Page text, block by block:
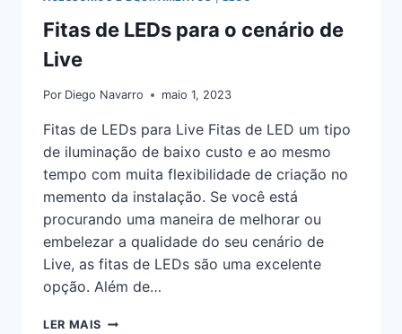
Fitas de LEDs para o cenário de
Live
Por Diego Navarro maio 1, 2023
Fitas de LEDs para Live Fitas de LED um tipo
de iluminação de baixo custo e ao mesmo
tempo com muita flexibilidade de criação no
memento da instalação. Se você está
procurando uma maneira de melhorar ou
embelezar a qualidade do seu cenário de
Live, as fitas de LEDs são uma excelente
opção. Além de…
LER MAIS